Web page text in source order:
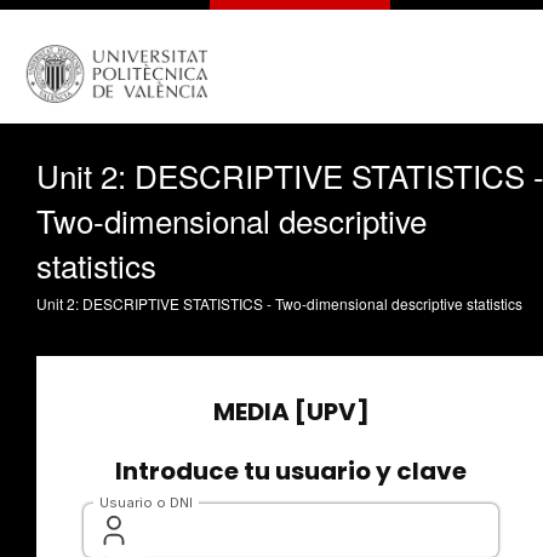
Unit 2: DESCRIPTIVE STATISTICS -
Two-dimensional descriptive
statistics
Unit 2: DESCRIPTIVE STATISTICS - Two-dimensional descriptive statistics